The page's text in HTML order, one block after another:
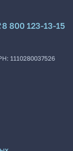
8 800 123-13-15
1110280037526